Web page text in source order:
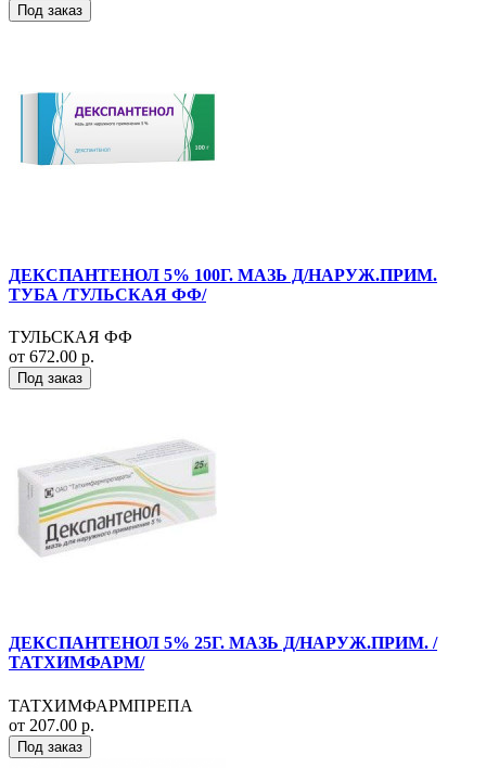
Под заказ
ДЕКСПАНТЕНОЛ 5% 100Г. МАЗЬ Д/НАРУЖ.ПРИМ.
ТУБА /ТУЛЬСКАЯ ФФ/
ТУЛЬСКАЯ ФФ
от 672.00 р.
Под заказ
ДЕКСПАНТЕНОЛ 5% 25Г. МАЗЬ Д/НАРУЖ.ПРИМ. /
ТАТХИМФАРМ/
ТАТХИМФАРМПРЕПА
от 207.00 р.
Под заказ